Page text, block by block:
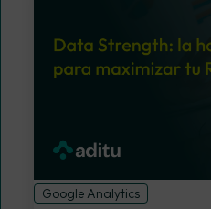
Google Analytics